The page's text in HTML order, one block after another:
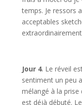
temps. Je ressors
acceptables
Jour 4. Le réveil
sentiment un peu
mélangé à la
est déjà débuté.